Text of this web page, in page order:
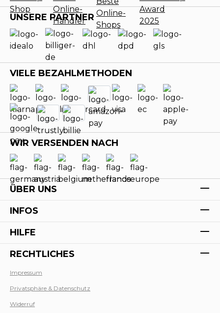
UNSERE PARTNER
VIELE BEZAHLMETHODEN
WIR VERSENDEN NACH
ÜBER UNS
INFOS
HILFE
RECHTLICHES
Impressum
Privatsphäre & Datenschutz
Widerruf